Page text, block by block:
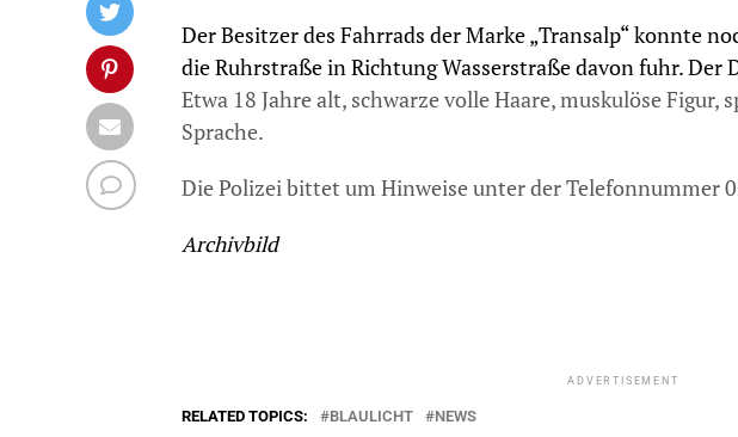
Der Besitzer des Fahrrads der Marke „Transalp“ konnte
die Ruhrstraße in Richtung Wasserstraße davon fuhr. Der
Etwa 18 Jahre alt, schwarze volle Haare, muskulöse
Sprache.
Die Polizei bittet um Hinweise unter der Telefonnummer
Archivbild
ADVERTISEMENT
RELATED TOPICS: BLAULICHT NEWS